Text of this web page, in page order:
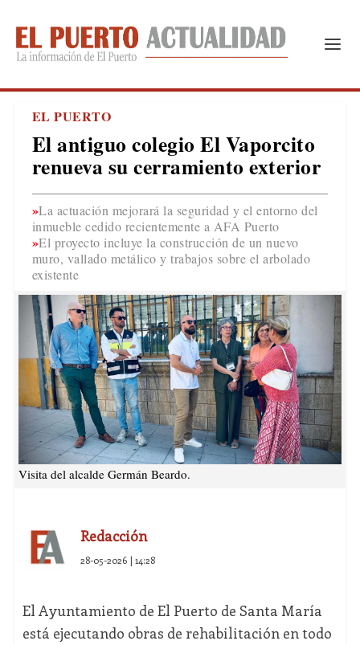
EL PUERTO
El antiguo colegio El Vaporcito
renueva su cerramiento exterior
La actuación mejorará la seguridad y el entorno del
inmueble cedido recientemente a AFA Puerto
El proyecto incluye la construcción de un nuevo
muro, vallado metálico y trabajos sobre el arbolado
existente
Visita del alcalde Germán Beardo.
Redacción
28-05-2026 | 14:28
El Ayuntamiento de El Puerto de Santa María
está ejecutando obras de rehabilitación en todo